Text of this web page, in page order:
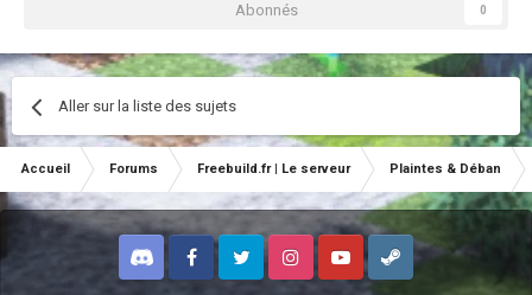
Abonnés 0
Aller sur la liste des sujets
Accueil Forums Freebuild.fr | Le serveur Plaintes & Déban
Discord FacebookTwitter InstagramYoutubeSteam